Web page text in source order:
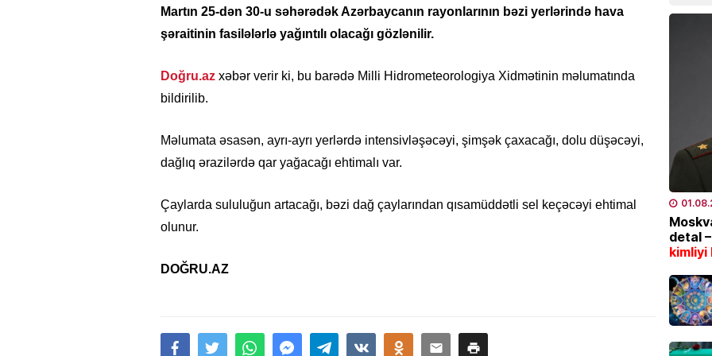
Martın 25-dən 30-u səhərədək Azərbaycanın rayonlarının bəzi yerlərində hava
şəraitinin fasilələrlə yağıntılı olacağı gözlənilir.
Doğru.az xəbər verir ki, bu barədə Milli Hidrometeorologiya Xidmətinin məlumatında
bildirilib.
Məlumata əsasən, ayrı-ayrı yerlərdə intensivləşəcəyi, şimşək çaxacağı, dolu düşəcəyi,
dağlıq ərazilərdə qar yağacağı ehtimalı var.
Çaylarda sululuğun artacağı, bəzi dağ çaylarından qısamüddətli sel keçəcəyi ehtimal
olunur.
DOĞRU.AZ
SƏHIYYƏ
Hər
yarada
“
detal –
kimliyi